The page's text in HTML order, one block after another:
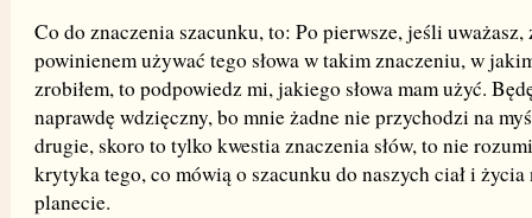
Co do znaczenia szacunku, to: Po pierwsze, jeśli uważasz,
powinienem używać tego słowa w takim znaczeniu, w
zrobiłem, to podpowiedz mi, jakiego słowa mam użyć.
naprawdę wdzięczny, bo mnie żadne nie przychodzi na
drugie, skoro to tylko kwestia znaczenia słów, to nie
krytyka tego, co mówią o szacunku do naszych ciał i życia
planecie.